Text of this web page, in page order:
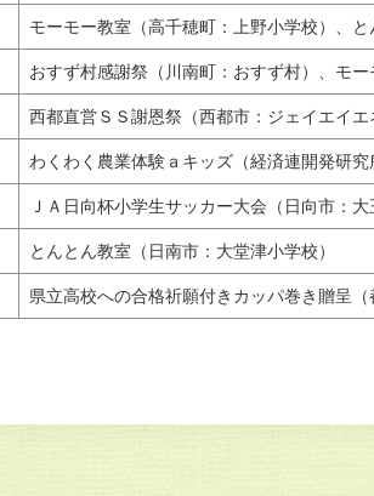
モーモー教室（高千穂町：上野小学校）、と
おすず村感謝祭（川南町：おすず村）、モー
西都直営ＳＳ謝恩祭（西都市：ジェイエイエ
わくわく農業体験ａキッズ（経済連開発研究
ＪＡ日向杯小学生サッカー大会（日向市：大
とんとん教室（日南市：大堂津小学校）
県立高校への合格祈願付きカッパ巻き贈呈